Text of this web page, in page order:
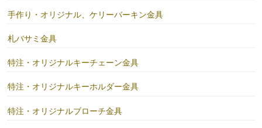
手作り・オリジナル、ケリーバーキン金具
札バサミ金具
特注・オリジナルキーチェーン金具
特注・オリジナルキーホルダー金具
特注・オリジナルブローチ金具